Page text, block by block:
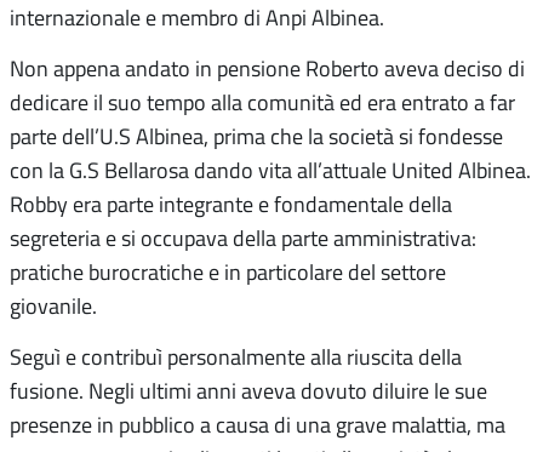
internazionale e membro di Anpi Albinea.
Non appena andato in pensione Roberto aveva deciso di
dedicare il suo tempo alla comunità ed era entrato a far
parte dell’U.S Albinea, prima che la società si fondesse
con la G.S Bellarosa dando vita all’attuale United Albinea.
Robby era parte integrante e fondamentale della
segreteria e si occupava della parte amministrativa:
pratiche burocratiche e in particolare del settore
giovanile.
Seguì e contribuì personalmente alla riuscita della
fusione. Negli ultimi anni aveva dovuto diluire le sue
presenze in pubblico a causa di una grave malattia, ma